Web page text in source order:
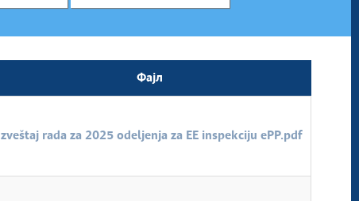
Фајл
Izveštaj rada za 2025 odeljenja za EE inspekciju ePP.pdf